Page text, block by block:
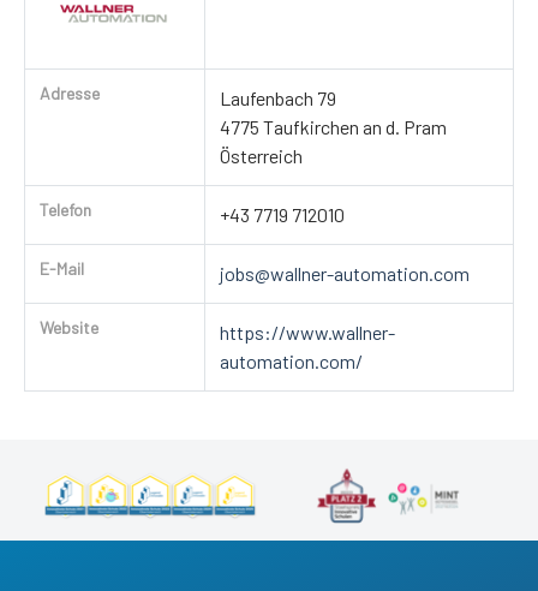
Adresse
Laufenbach 79
4775 Taufkirchen an d. Pram
Österreich
Telefon +43 7719 712010
E-Mail jobs@wallner-automation.com
Website
https://www.wallner-
automation.com/